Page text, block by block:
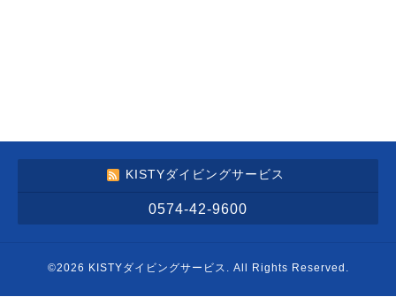
KISTYダイビングサービス
0574-42-9600
©2026 KISTYダイビングサービス . All Rights Reserved.